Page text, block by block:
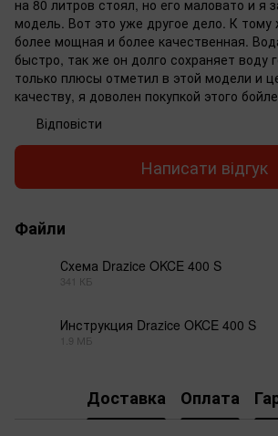
на 80 литров стоял, но его маловато и я
модель. Вот это уже другое дело. К
более мощная и более качественная.
быстро, так же он долго сохраняет воду
только плюсы отметил в этой модели и
качеству, я доволен покупкой этого
Відповісти
Написати відгук
Файли
Схема Drazice OKCE 400 S
341 КБ
Инструкция Drazice OKCE 400 S
1.9 МБ
Доставка Оплата